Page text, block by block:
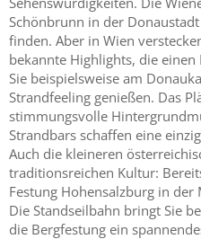
Schönbrunn in der
finden. Aber in Wien
bekannte Highlights, die
Sie beispielsweise am
Strandfeeling genießen. Das
stimmungsvolle
Strandbars schaffen eine
Auch die kleineren
traditionsreichen Kultur:
Festung Hohensalzburg in
Die Standseilbahn bringt Sie
die Bergfestung ein